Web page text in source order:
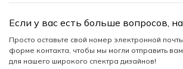
Если у вас есть больше вопросов,
Просто оставьте свой номер электронной
форме контакта, чтобы мы могли отправить
для нашего широкого спектра дизайнов!